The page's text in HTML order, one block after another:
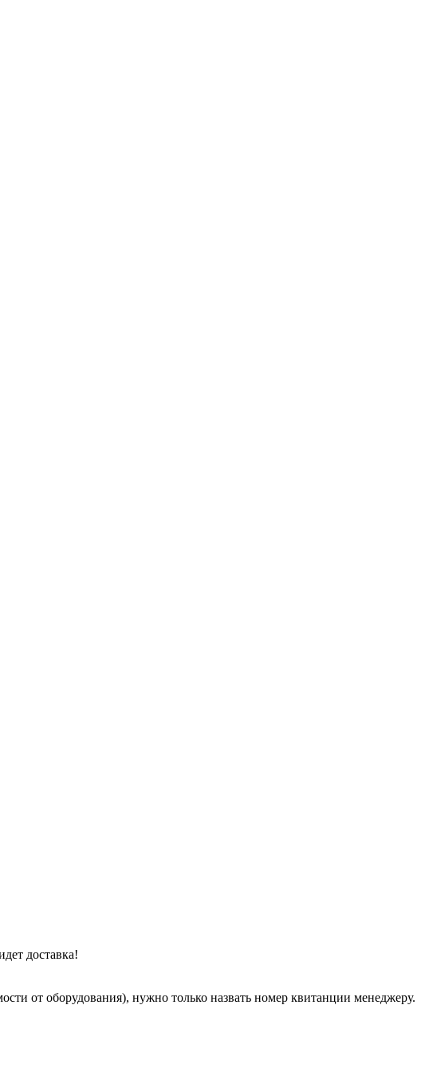
доставка!
от оборудования), нужно только назвать номер квитанции менеджеру.